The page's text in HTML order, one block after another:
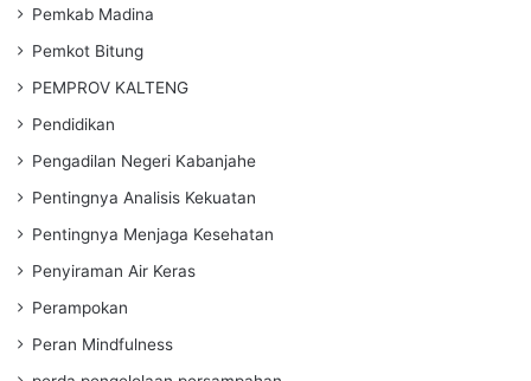
Pemkab Madina
Pemkot Bitung
PEMPROV KALTENG
Pendidikan
Pengadilan Negeri Kabanjahe
Pentingnya Analisis Kekuatan
Pentingnya Menjaga Kesehatan
Penyiraman Air Keras
Perampokan
Peran Mindfulness